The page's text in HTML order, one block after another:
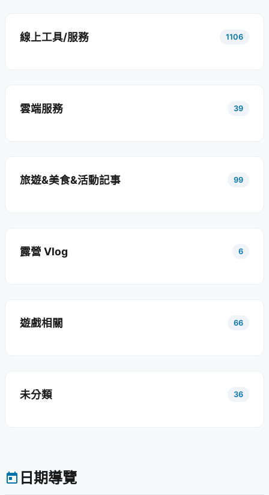
線上工具/服務 1106
雲端服務 39
旅遊&美食&活動記事 99
露營 Vlog 6
遊戲相關 66
未分類 36
日期導覽